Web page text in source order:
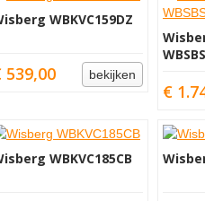
WBKVC159DZ
539,00 bekijken
€
WBKVC185CB